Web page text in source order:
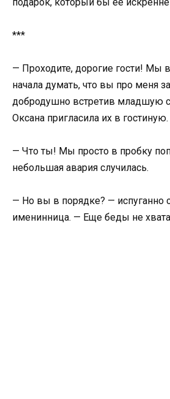
***
— Проходите, дорогие гости! Мы
начала думать, что вы про меня
добродушно встретив младшую
Оксана пригласила их в гостиную.
— Что ты! Мы просто в пробку
небольшая авария случилась.
— Но вы в порядке? — испуганно
именинница. — Еще беды не